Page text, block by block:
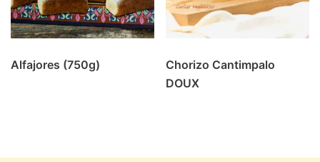
Alfajores (750g)
Chorizo Cantimpalo
DOUX